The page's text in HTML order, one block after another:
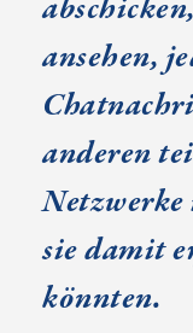
ansehen,
anderen
sie damit
könnten.